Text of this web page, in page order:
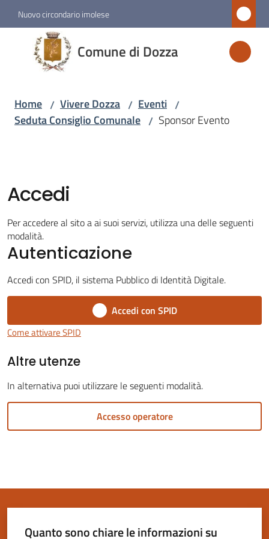
Vai al contenuto
Vai alla navigazione
Vai al footer
Nuovo circondario imolese
Comune di Dozza
Comune
di
Dozza
Amministrazione
Servizi
Vivere
Dozza
on-
gli
Home / Vivere Dozza / Eventi /
Seduta Consiglio Comunale / Sponsor Evento
Accedi
Per accedere al sito a ai suoi servizi, utilizza una delle seguenti
modalità.
Autenticazione
Accedi con SPID, il sistema Pubblico di Identità Digitale.
Accedi con SPID
Come attivare SPID
Altre utenze
In alternativa puoi utilizzare le seguenti modalità.
Accesso operatore
Quanto sono chiare le informazioni su